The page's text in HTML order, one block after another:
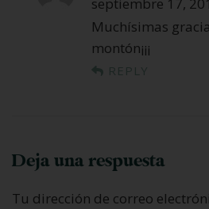
Muchísimas
montón¡¡¡
REPLY
Deja una respuesta
Tu dirección de correo